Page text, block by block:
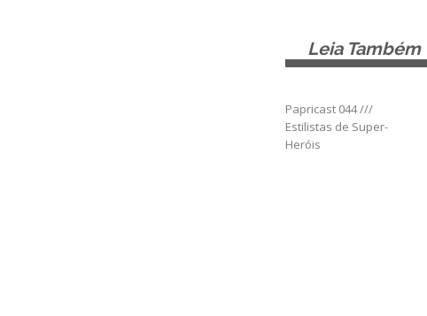
Leia Também
Papricast 044 ///
Estilistas de Super-
Heróis